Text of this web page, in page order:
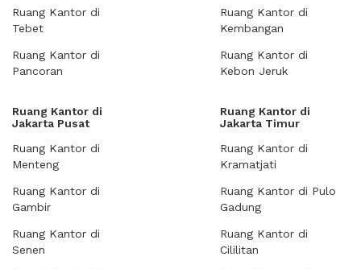
Ruang Kantor di
Tebet
Ruang Kantor di
Pancoran
Ruang Kantor di
Kembangan
Ruang Kantor di
Kebon Jeruk
Ruang Kantor di
Jakarta Pusat
Ruang Kantor di
Menteng
Ruang Kantor di
Gambir
Ruang Kantor di
Senen
Ruang Kantor di
Jakarta Timur
Ruang Kantor di
Kramatjati
Ruang Kantor di Pulo
Gadung
Ruang Kantor di
Cililitan